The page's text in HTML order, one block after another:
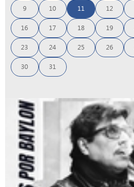
9 10 11 12
16 17 18 19
23 24 25 26
30 31